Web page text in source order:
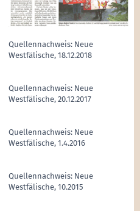
Quellennachweis: Neue
Westfälische, 18.12.2018
Quellennachweis: Neue
Westfälische, 20.12.2017
Quellennachweis: Neue
Westfälische, 1.4.2016
Quellennachweis: Neue
Westfälische, 10.2015